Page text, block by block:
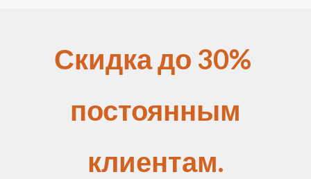
Скидка до 30%
постоянным
клиентам.